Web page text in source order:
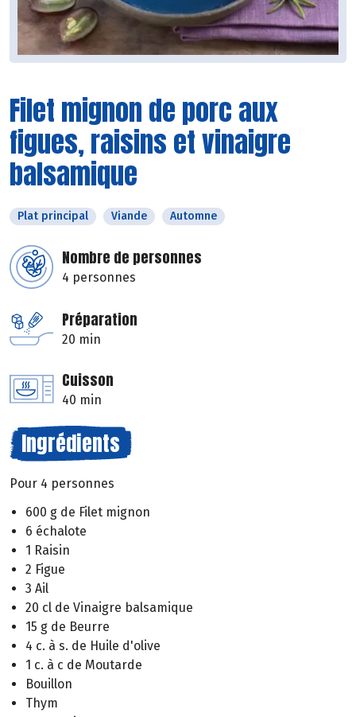
Filet mignon de porc aux
figues, raisins et vinaigre
balsamique
Plat principal Viande Automne
Nombre de personnes
4 personnes
Préparation
20 min
Cuisson
40 min
Ingrédients
Pour 4 personnes
600 g de Filet mignon
6 échalote
1 Raisin
2 Figue
3 Ail
20 cl de Vinaigre balsamique
15 g de Beurre
4 c. à s. de Huile d'olive
1 c. à c de Moutarde
Bouillon
Thym